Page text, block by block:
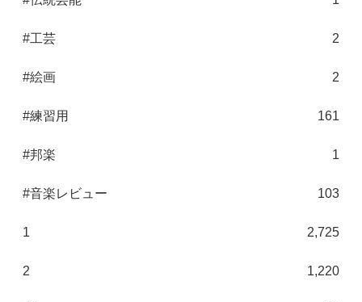
#工芸 2
#絵画 2
#練習用 161
#邦楽 1
#音楽レビュー 103
1 2,725
2 1,220